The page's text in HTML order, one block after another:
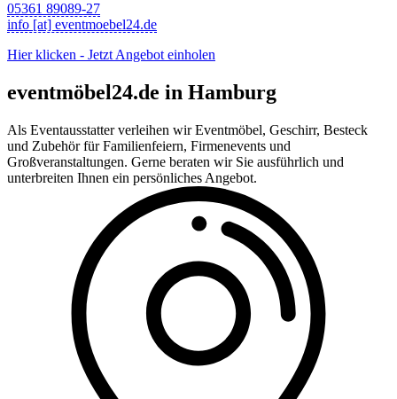
05361 89089-27
info [at] eventmoebel24.de
Hier klicken - Jetzt Angebot einholen
eventmöbel24.de in Hamburg
Als Eventausstatter verleihen wir Eventmöbel, Geschirr, Besteck
und Zubehör für Familienfeiern, Firmenevents und
Großveranstaltungen. Gerne beraten wir Sie ausführlich und
unterbreiten Ihnen ein persönliches Angebot.